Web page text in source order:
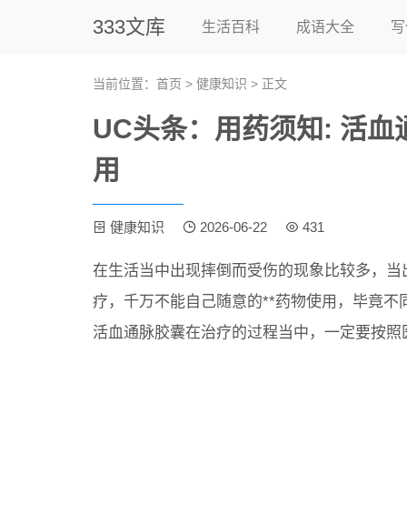
333文库 生活百科 成语大全
当前位置： 首页 > 健康知识 > 正文
UC头条：用药须知: 活血
用
健康知识 2026-06-22 431
在生活当中出现摔倒而受伤的现象比较多，
疗，千万不能自己随意的**药物使用，毕竟
活血通脉胶囊在治疗的过程当中，一定要按